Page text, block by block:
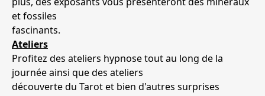
et fossiles
fascinants.
Ateliers
Profitez des ateliers hypnose tout au long de la
journée ainsi que des ateliers
découverte du Tarot et bien d'autres surprises